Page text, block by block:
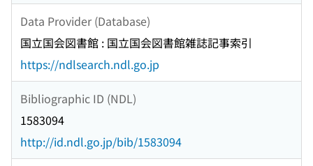
Data Provider (Database)
国立国会図書館 : 国立国会図書館雑誌記事索引
https://ndlsearch.ndl.go.jp
Bibliographic ID (NDL)
1583094
http://id.ndl.go.jp/bib/1583094